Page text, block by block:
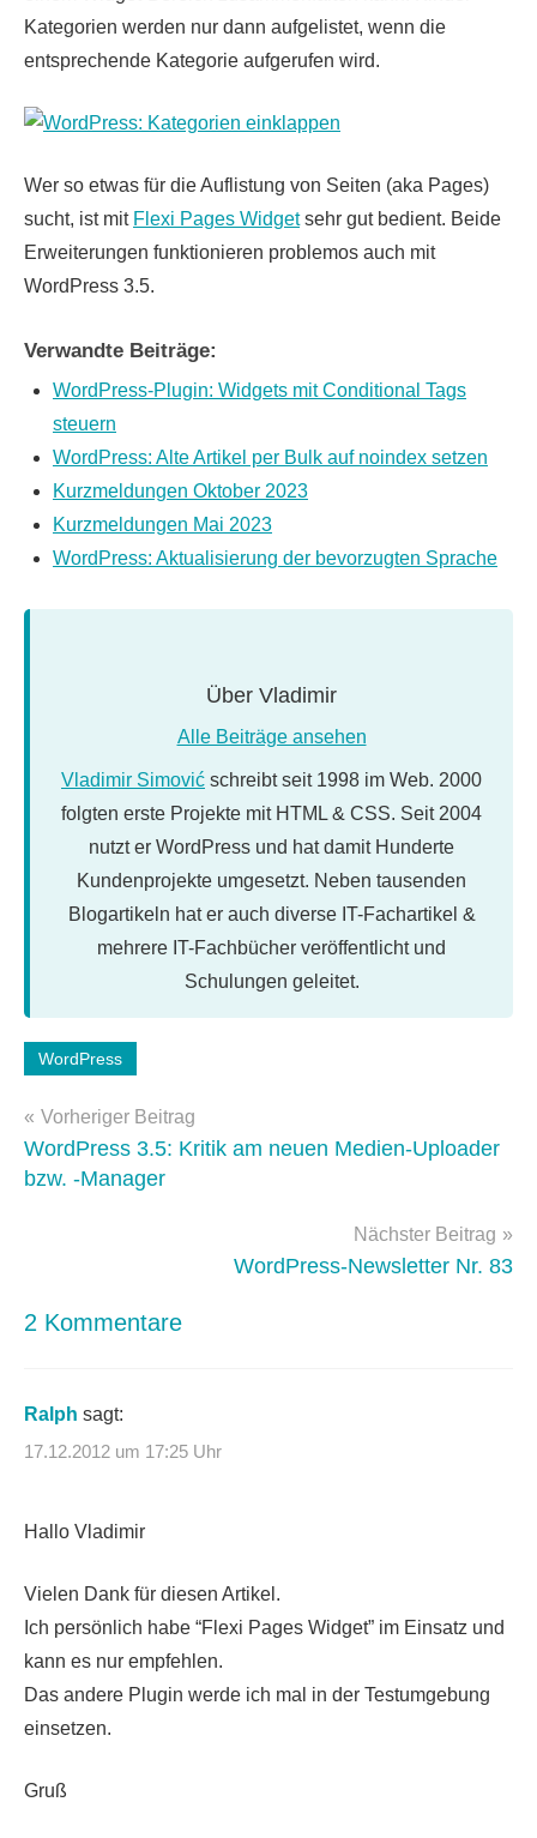
Kategorien werden nur dann aufgelistet, wenn die
entsprechende Kategorie aufgerufen wird.
Wer so etwas für die Auflistung von Seiten (aka Pages)
sucht, ist mit Flexi Pages Widgetsehr gut bedient. Beide
Erweiterungen funktionieren problemos auch mit
WordPress 3.5.
Verwandte Beiträge:
WordPress-Plugin: Widgets mit Conditional Tags
steuern
WordPress: Alte Artikel per Bulk auf noindex setzen
Kurzmeldungen Oktober 2023
Kurzmeldungen Mai 2023
WordPress: Aktualisierung der bevorzugten Sprache
Über Vladimir
Alle Beiträge ansehen
Vladimir Simović schreibt seit 1998 im Web. 2000
folgten erste Projekte mit HTML & CSS. Seit 2004
nutzt er WordPress und hat damit Hunderte
Kundenprojekte umgesetzt. Neben tausenden
Blogartikeln hat er auch diverse IT-Fachartikel &
mehrere IT-Fachbücher veröffentlicht und
Schulungen geleitet.
Schlagwörter:
Plugins
WordPress
Beitragsnavigation
Vorheriger Beitrag
WordPress 3.5: Kritik am neuen Medien-Uploader
bzw. -Manager
Nächster Beitrag
WordPress-Newsletter Nr. 83
2 Kommentare
Ralph sagt:
17.12.2012 um 17:25 Uhr
Hallo Vladimir
Vielen Dank für diesen Artikel.
Ich persönlich habe “Flexi Pages Widget” im Einsatz und
kann es nur empfehlen.
Das andere Plugin werde ich mal in der Testumgebung
einsetzen.
Gruß